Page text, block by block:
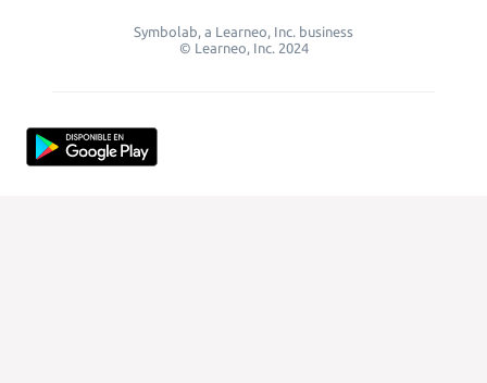
Symbolab, a Learneo, Inc. business
© Learneo, Inc. 2024